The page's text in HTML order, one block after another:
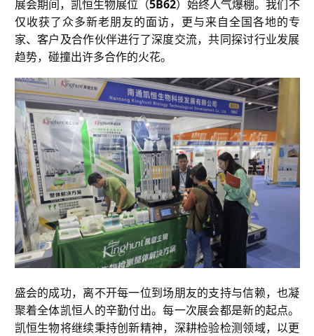
展会期间，凯恒生物展位（5B62）始终人气爆棚。我们不
仅收获了众多新老朋友的面访，更与来自全国各地的专
家、客户及合作伙伴进行了深度交流，共同探讨行业发展
趋势，碰撞出许多合作的火花。
盛会的成功，离不开每一位到场朋友的支持与信赖，也凝
聚着全体凯恒人的辛勤付出。每一次展会都是新的起点。
凯恒生物将继续秉持创新精神，深耕检验检测领域，以更